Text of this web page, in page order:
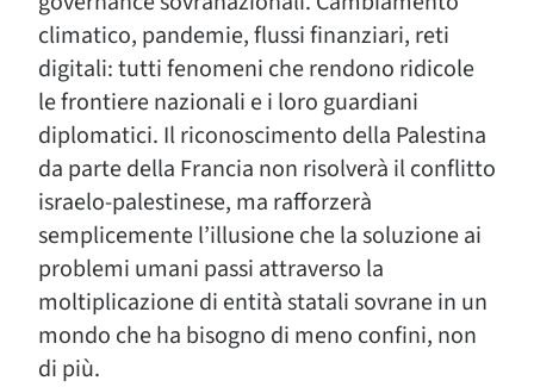
climatico, pandemie, flussi finanziari, reti
digitali: tutti fenomeni che rendono ridicole
le frontiere nazionali e i loro guardiani
diplomatici. Il riconoscimento della Palestina
da parte della Francia non risolverà il conflitto
israelo-palestinese, ma rafforzerà
semplicemente l’illusione che la soluzione ai
problemi umani passi attraverso la
moltiplicazione di entità statali sovrane in un
mondo che ha bisogno di meno confini, non
di più.